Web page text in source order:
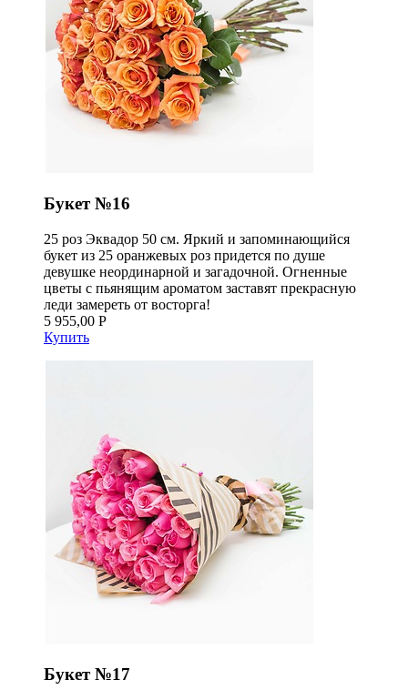
Букет №16
25 роз Эквадор 50 см. Яркий и запоминающийся
букет из 25 оранжевых роз придется по душе
девушке неординарной и загадочной. Огненные
цветы с пьянящим ароматом заставят прекрасную
леди замереть от восторга!
5 955,00 Р
Купить
Букет №17